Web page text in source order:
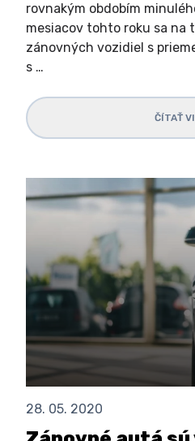
rovnakým obdobím
mesiacov tohto roku sa na
zánovných vozidiel s
s …
ČÍTAŤ
28. 05. 2020